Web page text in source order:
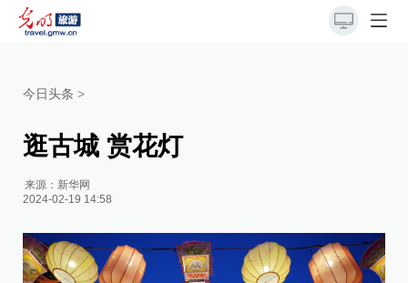
今日头条 >
逛古城 赏花灯
来源： 新华网
2024-02-19 14:58